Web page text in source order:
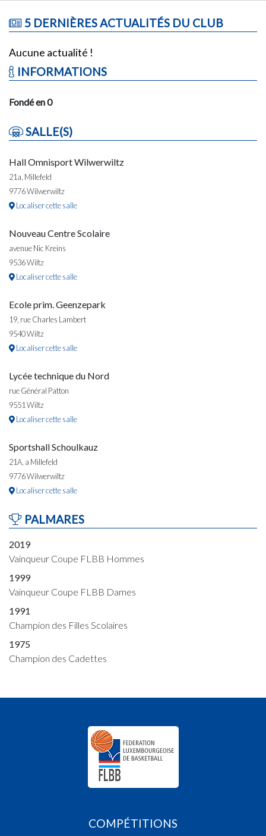
5 DERNIÈRES ACTUALITÉS DU CLUB
Aucune actualité !
INFORMATIONS
Fondé en 0
SALLE(S)
Hall Omnisport Wilwerwiltz
21a, Millefeld
9776 Wilwerwiltz
Localiser cette salle
Nouveau Centre Scolaire
avenue Nic Kreins
9536 Wiltz
Localiser cette salle
Ecole prim. Geenzepark
19, rue Charles Lambert
9540 Wiltz
Localiser cette salle
Lycée technique du Nord
rue Général Patton
9551 Wiltz
Localiser cette salle
Sportshall Schoulkauz
21A, a Millefeld
9776 Wilwerwiltz
Localiser cette salle
PALMARES
2019
Vainqueur Coupe FLBB Hommes
1999
Vainqueur Coupe FLBB Dames
1991
Champion des Filles Scolaires
1975
Champion des Cadettes
COMPÉTITIONS